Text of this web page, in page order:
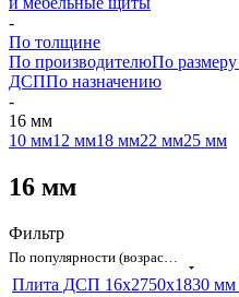
-
По толщине
По производителюПо размеру
ДСППо назначению
-
16 мм
10 мм12 мм18 мм22 мм25 мм
16 мм
Фильтр
Плита ДСП 16x2750x1830 мм